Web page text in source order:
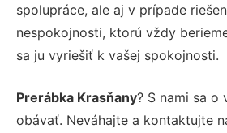
spolupráce, ale aj v prípade
nespokojnosti, ktorú vždy
sa ju vyriešiť k vašej spokojnosti.
Prerábka Krasňany? S nami sa o
obávať. Neváhajte a kontaktujte